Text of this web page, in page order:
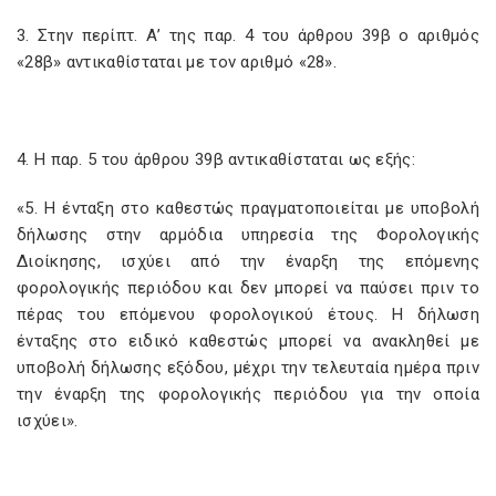
3. Στην περίπτ. Α’ της παρ. 4 του άρθρου 39β ο αριθμός
«28β» αντικαθίσταται με τον αριθμό «28».
4. Η παρ. 5 του άρθρου 39β αντικαθίσταται ως εξής:
«5. Η ένταξη στο καθεστώς πραγματοποιείται με υποβολή
δήλωσης στην αρμόδια υπηρεσία της Φορολογικής
Διοίκησης, ισχύει από την έναρξη της επόμενης
φορολογικής περιόδου και δεν μπορεί να παύσει πριν το
πέρας του επόμενου φορολογικού έτους. Η δήλωση
ένταξης στο ειδικό καθεστώς μπορεί να ανακληθεί με
υποβολή δήλωσης εξόδου, μέχρι την τελευταία ημέρα πριν
την έναρξη της φορολογικής περιόδου για την οποία
ισχύει».